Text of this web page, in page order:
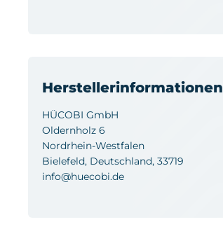
Herstellerinformationen
HÜCOBI GmbH
Oldernholz 6
Nordrhein-Westfalen
Bielefeld, Deutschland, 33719
info@huecobi.de